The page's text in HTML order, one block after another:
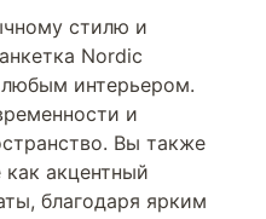
стилю и
Nordic
любым интерьером.
и
Вы также
акцентный
благодаря ярким